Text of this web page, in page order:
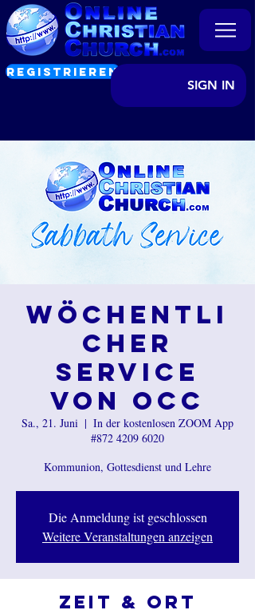
REGISTRIEREN
SIGN IN
Wöchentli
cher
Service
von OCC
Sa., 21. Juni
  |
In der kostenlosen ZOOM App
#872 4209 6020
Kommunion, Gottesdienst und Lehre
Die Anmeldung ist geschlossen
Weitere Veranstaltungen anzeigen
Zeit & Ort